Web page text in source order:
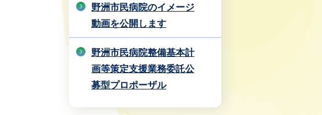
野洲市民病院のイメージ
動画を公開します
野洲市民病院整備基本計
画等策定支援業務委託公
募型プロポーザル